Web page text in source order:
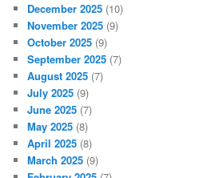
December 2025 (10)
November 2025 (9)
October 2025 (9)
September 2025 (7)
August 2025 (7)
July 2025 (9)
June 2025 (7)
May 2025 (8)
April 2025 (8)
March 2025 (9)